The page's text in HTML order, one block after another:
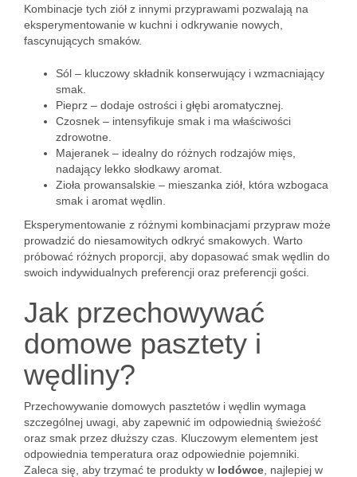
Kombinacje tych ziół z innymi przyprawami pozwalają na
eksperymentowanie w kuchni i odkrywanie nowych,
fascynujących smaków.
Sól – kluczowy składnik konserwujący i wzmacniający
smak.
Pieprz – dodaje ostrości i głębi aromatycznej.
Czosnek – intensyfikuje smak i ma właściwości
zdrowotne.
Majeranek – idealny do różnych rodzajów mięs,
nadający lekko słodkawy aromat.
Zioła prowansalskie – mieszanka ziół, która wzbogaca
smak i aromat wędlin.
Eksperymentowanie z różnymi kombinacjami przypraw może
prowadzić do niesamowitych odkryć smakowych. Warto
próbować różnych proporcji, aby dopasować smak wędlin do
swoich indywidualnych preferencji oraz preferencji gości.
Jak przechowywać
domowe pasztety i
wędliny?
Przechowywanie domowych pasztetów i wędlin wymaga
szczególnej uwagi, aby zapewnić im odpowiednią świeżość
oraz smak przez dłuższy czas. Kluczowym elementem jest
odpowiednia temperatura oraz odpowiednie pojemniki.
Zaleca się, aby trzymać te produkty w lodówce , najlepiej w